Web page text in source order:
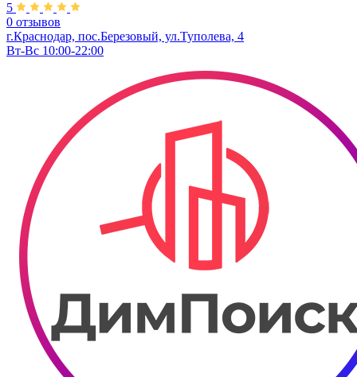
5
0 отзывов
г.Краснодар, пос.Березовый, ул.Туполева, 4
Вт-Вс 10:00-22:00